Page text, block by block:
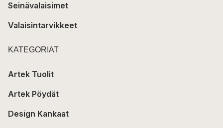
Seinävalaisimet
Valaisintarvikkeet
KATEGORIAT
Artek Tuolit
Artek Pöydät
Design Kankaat